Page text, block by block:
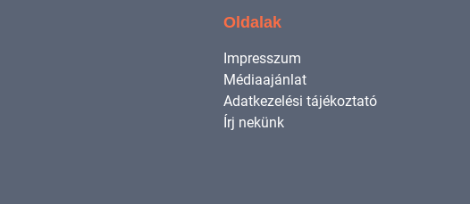
Oldalak
Impresszum
Médiaajánlat
Adatkezelési tájékoztató
Írj nekünk